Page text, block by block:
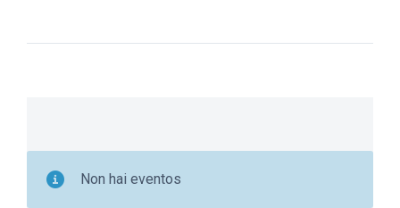
Non hai eventos